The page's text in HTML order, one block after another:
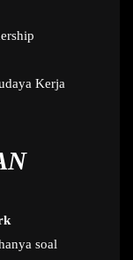
Kerja
soal